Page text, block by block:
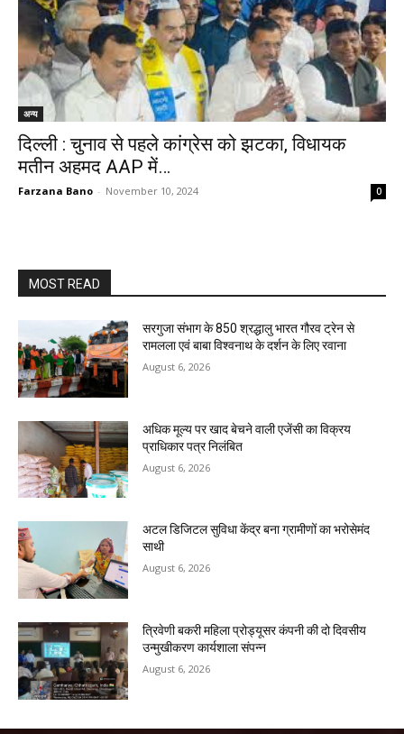
अन्य
दिल्ली : चुनाव से पहले कांग्रेस को झटका, विधायक
मतीन अहमद AAP में…
Farzana Bano - November 10, 2024 0
MOST READ
सरगुजा संभाग के 850 श्रद्धालु भारत गौरव ट्रेन से
रामलला एवं बाबा विश्वनाथ के दर्शन के लिए रवाना
August 6, 2026
अधिक मूल्य पर खाद बेचने वाली एजेंसी का विक्रय
प्राधिकार पत्र निलंबित
August 6, 2026
अटल डिजिटल सुविधा केंद्र बना ग्रामीणों का भरोसेमंद
साथी
August 6, 2026
त्रिवेणी बकरी महिला प्रोड्यूसर कंपनी की दो दिवसीय
उन्मुखीकरण कार्यशाला संपन्न
August 6, 2026